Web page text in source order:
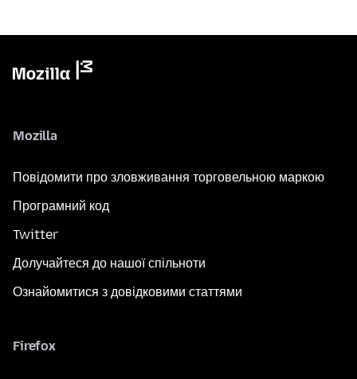
Mozilla
Повідомити про зловживання торговельною маркою
Програмний код
Twitter
Долучайтеся до нашої спільноти
Ознайомитися з довідковими статтями
Firefox